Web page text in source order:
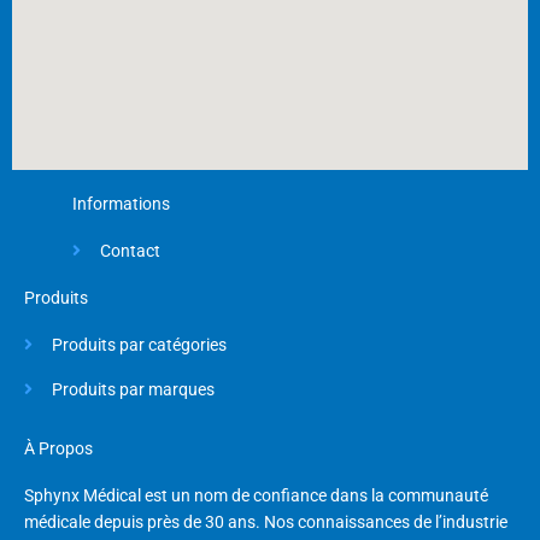
Informations
Contact
Produits
Produits par catégories
Produits par marques
À Propos
Sphynx Médical est un nom de confiance dans la communauté
médicale depuis près de 30 ans. Nos connaissances de l’industrie